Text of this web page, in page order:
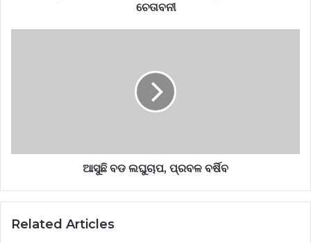
ଚେତାବନୀ
ଆସୁଛି ବଡ ଲଘୁଚାପ, ପ୍ରବଳ ବର୍ଷିବ
Related Articles